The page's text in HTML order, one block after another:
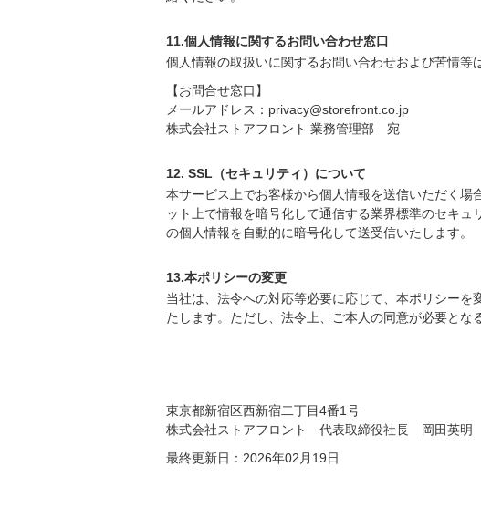
11.個人情報に関するお問い合わせ窓口
個人情報の取扱いに関するお問い合わせおよび苦情等
【お問合せ窓口】
メールアドレス：privacy@storefront.co.jp
株式会社ストアフロント 業務管理部 宛
12. SSL（セキュリティ）について
本サービス上でお客様から個人情報を送信いただく
ット上で情報を暗号化して通信する業界標準のセキ
の個人情報を自動的に暗号化して送受信いたします。
13.本ポリシーの変更
当社は、法令への対応等必要に応じて、本ポリシー
たします。ただし、法令上、ご本人の同意が必要とな
東京都新宿区西新宿二丁目4番1号
株式会社ストアフロント 代表取締役社長 岡田英明
最終更新日：2026年02月19日